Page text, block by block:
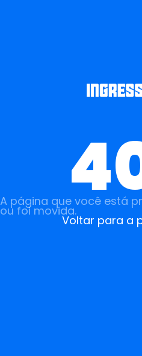
A página que você está
ou foi movida.
Voltar para a